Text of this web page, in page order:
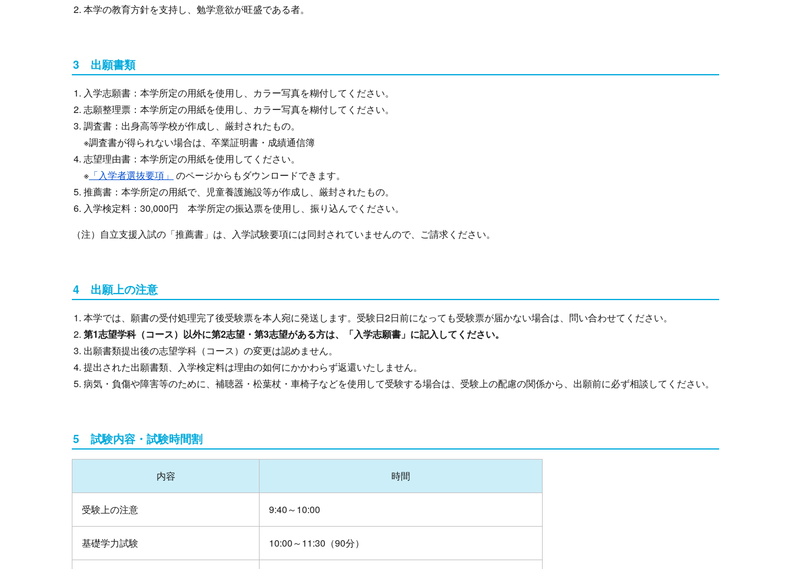
本学の教育方針を支持し、勉学意欲が旺盛である者。
3 出願書類
入学志願書：本学所定の用紙を使用し、カラー写真を糊付してください。
志願整理票：本学所定の用紙を使用し、カラー写真を糊付してください。
調査書：出身高等学校が作成し、厳封されたもの。
※調査書が得られない場合は、卒業証明書・成績通信簿
志望理由書：本学所定の用紙を使用してください。
※ 「入学者選抜要項」 のページからもダウンロードできます。
推薦書：本学所定の用紙で、児童養護施設等が作成し、厳封されたもの。
入学検定料：30,000円 本学所定の振込票を使用し、振り込んでください。
（注）自立支援入試の「推薦書」は、入学試験要項には同封されていませんので、ご請求ください。
4 出願上の注意
本学では、願書の受付処理完了後受験票を本人宛に発送します。受験日2日前になっても受験票が届かない場合は、問い合わせてください。
第1志望学科（コース）以外に第2志望・第3志望がある方は、「入学志願書」に記入してください。
出願書類提出後の志望学科（コース）の変更は認めません。
提出された出願書類、入学検定料は理由の如何にかかわらず返還いたしません。
病気・負傷や障害等のために、補聴器・松葉杖・車椅子などを使用して受験する場合は、受験上の配慮の関係から、出願前に必ず相談してください。
5 試験内容・試験時間割
内容 時間
受験上の注意 9:40～10:00
基礎学力試験 10:00～11:30（90分）